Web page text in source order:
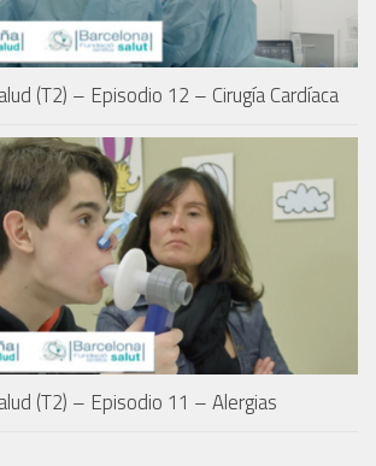
(T2) – Episodio 12 – Cirugía Cardíaca
(T2) – Episodio 11 – Alergias